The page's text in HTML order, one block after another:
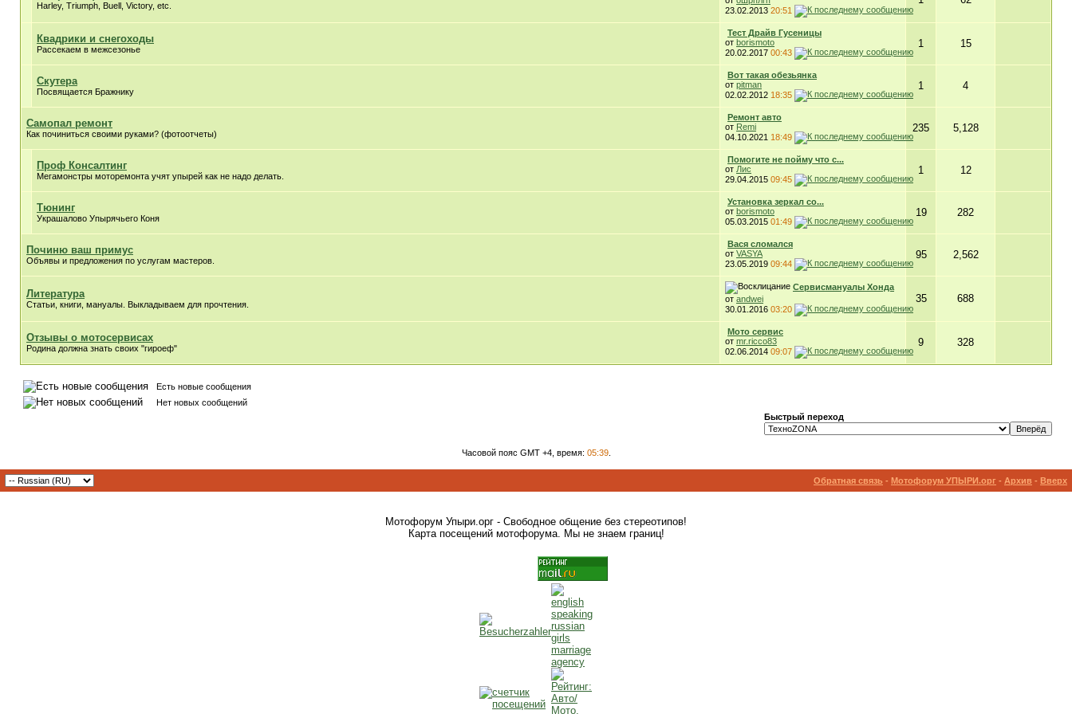
Harley, Triumph, Buell, Victory, etc.
23.02.2013 20:51
Квадрики и снегоходы
Рассекаем в межсезонье
Тест Драйв Гусеницы
от borismoto
20.02.2017 00:43
1 15
Скутера
Посвящается Бражнику
Вот такая обезьянка
от pitman
02.02.2012 18:35
1 4
Самопал ремонт
Как починиться своими руками? (фотоотчеты)
Ремонт авто
от Remi
04.10.2021 18:49
235 5,128
Проф Консалтинг
Мегамонстры моторемонта учят упырей как не надо делать.
Помогите не пойму что с...
от Лис
29.04.2015 09:45
1 12
Тюнинг
Украшалово Упырячьего Коня
Установка зеркал со...
от borismoto
05.03.2015 01:49
19 282
Починю ваш примус
Объявы и предложения по услугам мастеров.
Вася сломался
от VASYA
23.05.2019 09:44
95 2,562
Литература
Статьи, книги, мануалы. Выкладываем для прочтения.
Сервисмануалы Хонда
от andwei
30.01.2016 03:20
35 688
Отзывы о мотосервисах
Родина должна знать своих "гироеф"
Мото сервис
от mr.ricco83
02.06.2014 09:07
9 328
Есть новые сообщения
Нет новых сообщений
Быстрый переход
Часовой пояс GMT +4, время: 05:39.
Обратная связь - Мотофорум УПЫРИ.орг - Архив - Вверх
Мотофорум Упыри.орг - Свободное общение без стереотипов!
Карта посещений мотофорума. Мы не знаем границ!